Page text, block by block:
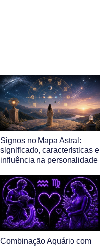
Signos no Mapa Astral:
significado, características e
influência na personalidade
Combinação Aquário com